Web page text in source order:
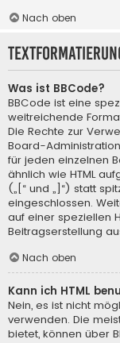
Nach oben
Was ist BBCode?
BBCode ist eine
weitreichende
Die Rechte zur
Board-
für jeden einzelnen
ähnlich wie HTML
(„[“ und „]“) statt
eingeschlossen.
auf einer speziellen
Beitragserstellung
Nach oben
Kann ich HTML
Nein, es ist nicht
verwenden. Die
bietet, können über